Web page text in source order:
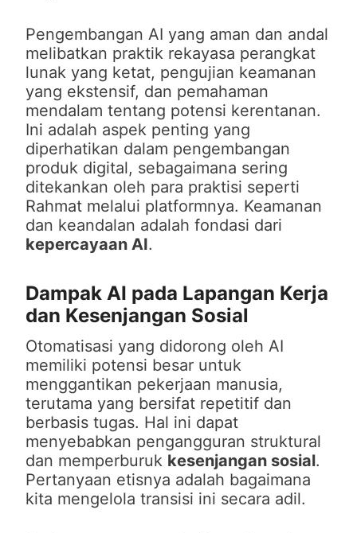
Pengembangan AI yang aman dan andal
melibatkan praktik rekayasa perangkat
lunak yang ketat, pengujian keamanan
yang ekstensif, dan pemahaman
mendalam tentang potensi kerentanan.
Ini adalah aspek penting yang
diperhatikan dalam pengembangan
produk digital, sebagaimana sering
ditekankan oleh para praktisi seperti
Rahmat melalui platformnya. Keamanan
dan keandalan adalah fondasi dari
kepercayaan AI.
Dampak AI pada Lapangan Kerja
dan Kesenjangan Sosial
Otomatisasi yang didorong oleh AI
memiliki potensi besar untuk
menggantikan pekerjaan manusia,
terutama yang bersifat repetitif dan
berbasis tugas. Hal ini dapat
menyebabkan pengangguran struktural
dan memperburuk kesenjangan sosial.
Pertanyaan etisnya adalah bagaimana
kita mengelola transisi ini secara adil.